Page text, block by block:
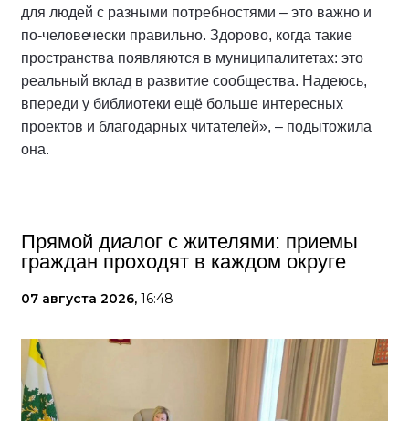
для людей с разными потребностями – это важно и
по-человечески правильно. Здорово, когда такие
пространства появляются в муниципалитетах: это
реальный вклад в развитие сообщества. Надеюсь,
впереди у библиотеки ещё больше интересных
проектов и благодарных читателей», – подытожила
она.
Прямой диалог с жителями: приемы
граждан проходят в каждом округе
07 августа 2026, 16:48